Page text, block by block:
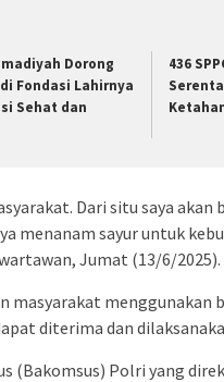
Dorong
Fondasi Lahirnya
Sehat dan
436
Dari situ saya akan
menanam sayur untuk
Jumat (13/6/2025).
masyarakat menggunakan
diterima dan
(Bakomsus) Polri yang